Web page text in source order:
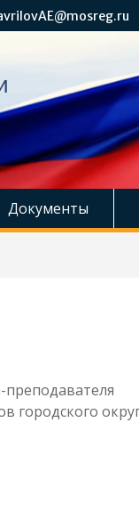
Документы
городского